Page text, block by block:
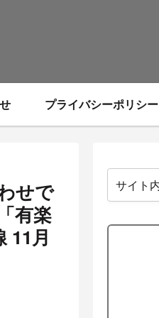
プライバシーポリシー
せで
有楽
11月